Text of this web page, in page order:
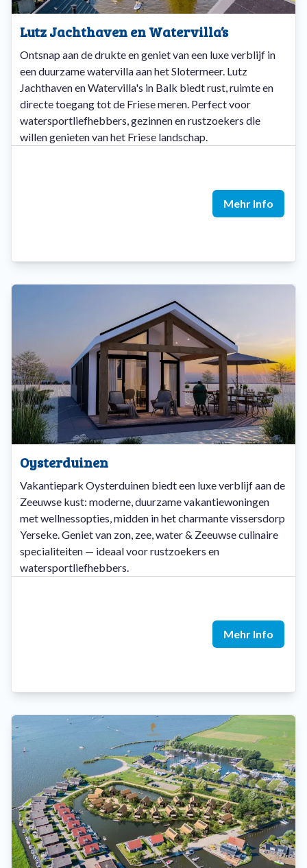
Lutz Jachthaven en Watervilla’s
Ontsnap aan de drukte en geniet van een luxe verblijf in
een duurzame watervilla aan het Slotermeer. Lutz
Jachthaven en Watervilla's in Balk biedt rust, ruimte en
directe toegang tot de Friese meren. Perfect voor
watersportliefhebbers, gezinnen en rustzoekers die
willen genieten van het Friese landschap.
Mehr Info
Oysterduinen
Vakantiepark Oysterduinen biedt een luxe verblijf aan de
Zeeuwse kust: moderne, duurzame vakantiewoningen
met wellnessopties, midden in het charmante vissersdorp
Yerseke. Geniet van zon, zee, water & Zeeuwse culinaire
specialiteiten — ideaal voor rustzoekers en
watersportliefhebbers.
Mehr Info